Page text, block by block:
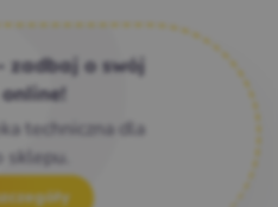
zadbaj o swój
techniczna dla
sklepu.